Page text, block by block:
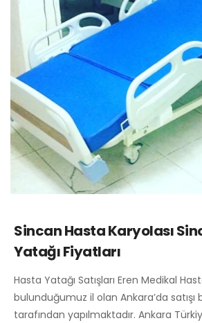
Sincan Hasta Karyolası
Yatağı Fiyatları
Hasta Yatağı Satışları Eren Medikal
bulunduğumuz il olan Ankara’da
tarafından yapılmaktadır. Ankara